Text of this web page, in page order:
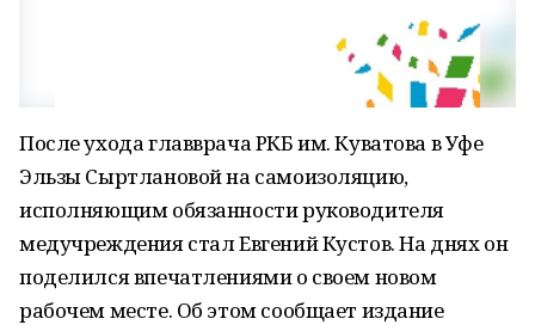
После ухода главврача РКБ им. Куватова в Уфе
Эльзы Сыртлановой на самоизоляцию,
исполняющим обязанности руководителя
медучреждения стал Евгений Кустов. На днях он
поделился впечатлениями о своем новом
рабочем месте. Об этом сообщает издание